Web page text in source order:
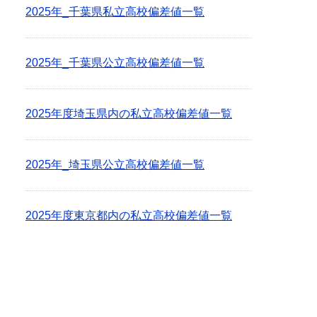
2025年_千葉県私立高校偏差値一覧
2025年_千葉県公立高校偏差値一覧
2025年度埼玉県内の私立高校偏差値一覧
2025年_埼玉県公立高校偏差値一覧
2025年度東京都内の私立高校偏差値一覧